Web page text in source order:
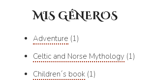
MIS GÉNEROS
Adventure 1
Celtic and Norse Mythology 1
Children´s book 1